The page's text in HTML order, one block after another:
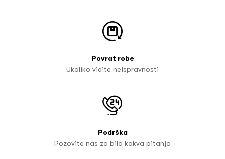
Povrat robe
Ukoliko vidite neispravnosti
Podrška
Pozovite nas za bilo kakva pitanja